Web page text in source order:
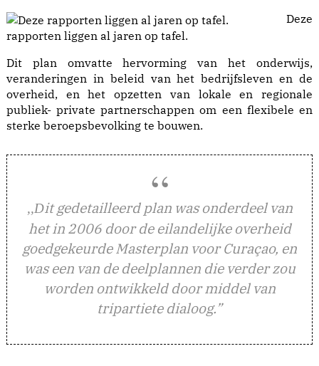
Deze
rapporten liggen al jaren op tafel.
Dit plan omvatte hervorming van het onderwijs,
veranderingen in beleid van het bedrijfsleven en de
overheid, en het opzetten van lokale en regionale
publiek- private partnerschappen om een flexibele en
sterke beroepsbevolking te bouwen.
,,Dit gedetailleerd plan was onderdeel van
het in 2006 door de eilandelijke overheid
goedgekeurde Masterplan voor Curaçao, en
was een van de deelplannen die verder zou
worden ontwikkeld door middel van
tripartiete dialoog.”